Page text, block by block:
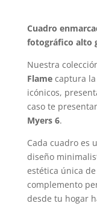
Cuadro
fotográfico alto
Nuestra
Flamecaptura la
icónicos,
caso te
Myers 6.
Cada cuadro es
diseño
estética única
complemento
desde tu hogar